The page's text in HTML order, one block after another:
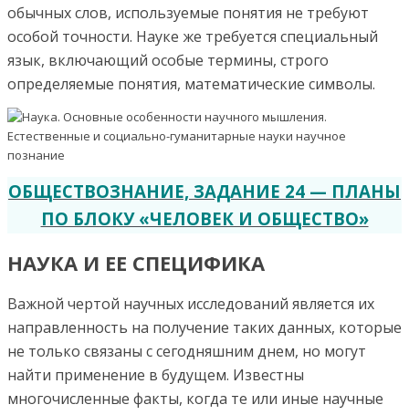
обычных слов, используемые понятия не требуют
особой точности. Науке же требуется специальный
язык, включающий особые термины, строго
определяемые понятия, математические символы.
ОБЩЕСТВОЗНАНИЕ, ЗАДАНИЕ 24 — ПЛАНЫ
ПО БЛОКУ «ЧЕЛОВЕК И ОБЩЕСТВО»
НАУКА И ЕЕ СПЕЦИФИКА
Важной чертой научных исследований является их
направленность на получение таких данных, которые
не только связаны с сегодняшним днем, но могут
найти применение в будущем. Известны
многочисленные факты, когда те или иные научные